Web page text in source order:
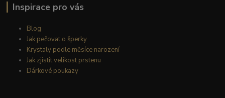
Inspirace pro vás
Blog
Jak pečovat o šperky
Krystaly podle měsíce narození
Jak zjistit velikost prstenu
Dárkové poukazy